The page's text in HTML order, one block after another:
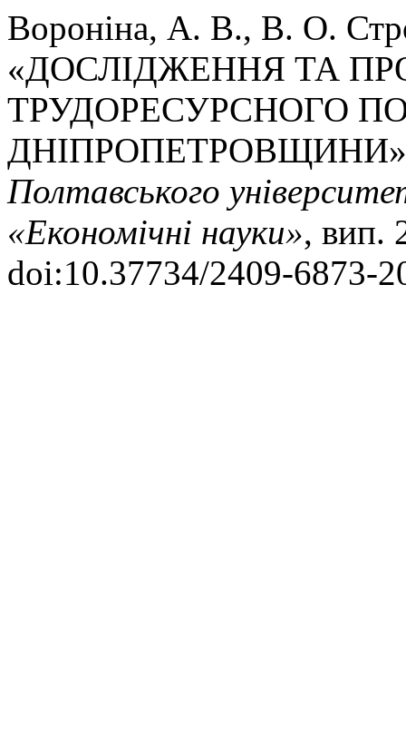
Вороніна, А. В., В. О.
«ДОСЛІДЖЕННЯ ТА
ТРУДОРЕСУРСНОГО
Полтавського
«Економічні науки», вип.
doi:10.37734/2409-6873-